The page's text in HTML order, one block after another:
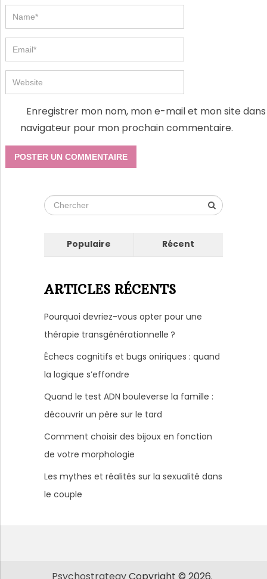
Enregistrer mon nom, mon e-mail et mon site
navigateur pour mon prochain commentaire.
Populaire Récent
ARTICLES RÉCENTS
Pourquoi devriez-vous opter pour une
thérapie transgénérationnelle ?
Échecs cognitifs et bugs oniriques : quand
la logique s’effondre
Quand le test ADN bouleverse la famille :
découvrir un père sur le tard
Comment choisir des bijoux en fonction
de votre morphologie
Les mythes et réalités sur la sexualité dans
le couple
PsychostrategyCopyright © 2026.